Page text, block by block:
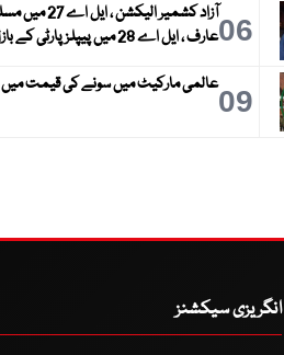
06
آزاد کشمیر
عارف ، ایل اے 28 میں پیپلز پارٹی کے بازل نقوی کامیاب
09عالمی مارکیٹ میں سونے کی قیمت میں
انگریزی سیکشنز